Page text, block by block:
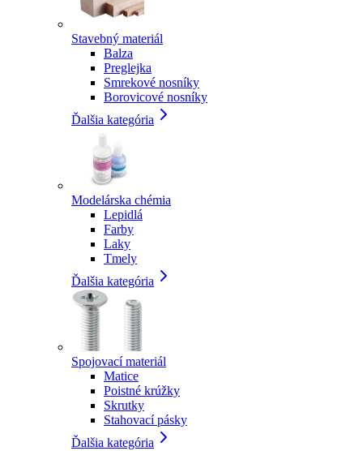
Stavebný materiál
Balza
Preglejka
Smrekové nosníky
Borovicové nosníky
Ďalšia kategória
Modelárska chémia
Lepidlá
Farby
Laky
Tmely
Ďalšia kategória
Spojovací materiál
Matice
Poistné krúžky
Skrutky
Stahovací pásky
Ďalšia kategória